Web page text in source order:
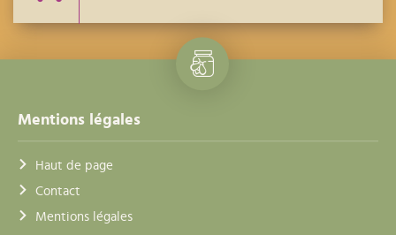
Mentions légales
Haut de page
Contact
Mentions légales